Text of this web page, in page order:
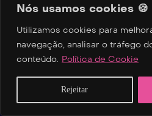
Nós usamos cookies 🍪
Utilizamos cookies para
navegação, analisar o tráfego
conteúdo. Política de Cookie
Rejeitar
Buscar